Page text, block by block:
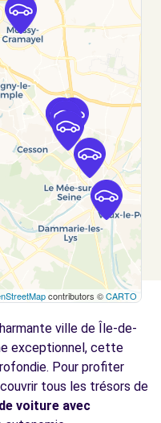
VERT ST
km
VERT ST
2.9
km
ROCHETTE -
3.4
km
contributors ©CARTO
ville de Île-de-
exceptionnel, cette
Pour profiter
tous les trésors de
voiture avec